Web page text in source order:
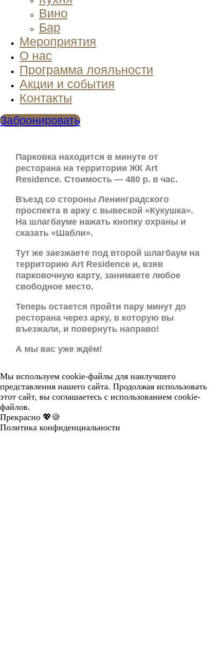
Вино
Бар
Мероприятия
О нас
Программа лояльности
Акции и события
Контакты
Забронировать
Парковка находится в минуте от
ресторана на территории ЖК Art
Residence. Стоимость — 480 р. в час.
Въезд со стороны Ленинградского
проспекта в арку с вывеской «Кукушка».
На шлагбауме нажать кнопку охраны и
сказать «Шабли».
Тут же заезжаете под второй шлагбаум на
территорию Art Residence и, взяв
парковочную карту, занимаете любое
свободное место.
Теперь остается пройти пару минут до
ресторана через арку, в которую вы
въезжали, и повернуть направо!
А мы вас уже ждём!
Мы используем cookie-файлы для наилучшего
представления нашего сайта. Продолжая использовать
этот сайт, вы соглашаетесь с использованием cookie-
файлов.
Прекрасно 💖🍪
Политика конфиденциальности